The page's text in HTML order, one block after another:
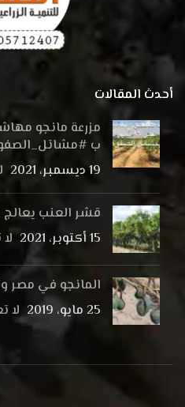
أحدث المقالات
ب
19 ديسمبر، 2021
قشر العنب يعالج
15 أكتوبر، 2021
المانجو في مصر
25 مايو، 2019
لا